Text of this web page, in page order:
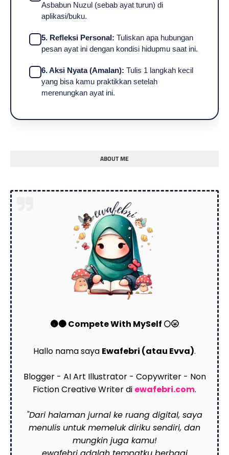
Asbabun Nuzul (sebab ayat turun) di
aplikasi/buku.
5. Refleksi Personal: Tuliskan apa hubungan
pesan ayat ini dengan kondisi hidupmu saat ini.
6. Aksi Nyata (Amalan): Tulis 1 langkah kecil
yang bisa kamu praktikkan setelah
merenungkan ayat ini.
ABOUT ME
🌚🌑 Compete With MySelf 🌕🌝
Hallo nama saya Ewafebri (atau Evva).
Blogger - AI Art Illustrator - Copywriter - Non
Fiction Creative Writer di ewafebri.com.
"Dari halaman jurnal ke ruang digital, saya
menulis untuk memeluk diriku sendiri, dan
mungkin juga kamu!